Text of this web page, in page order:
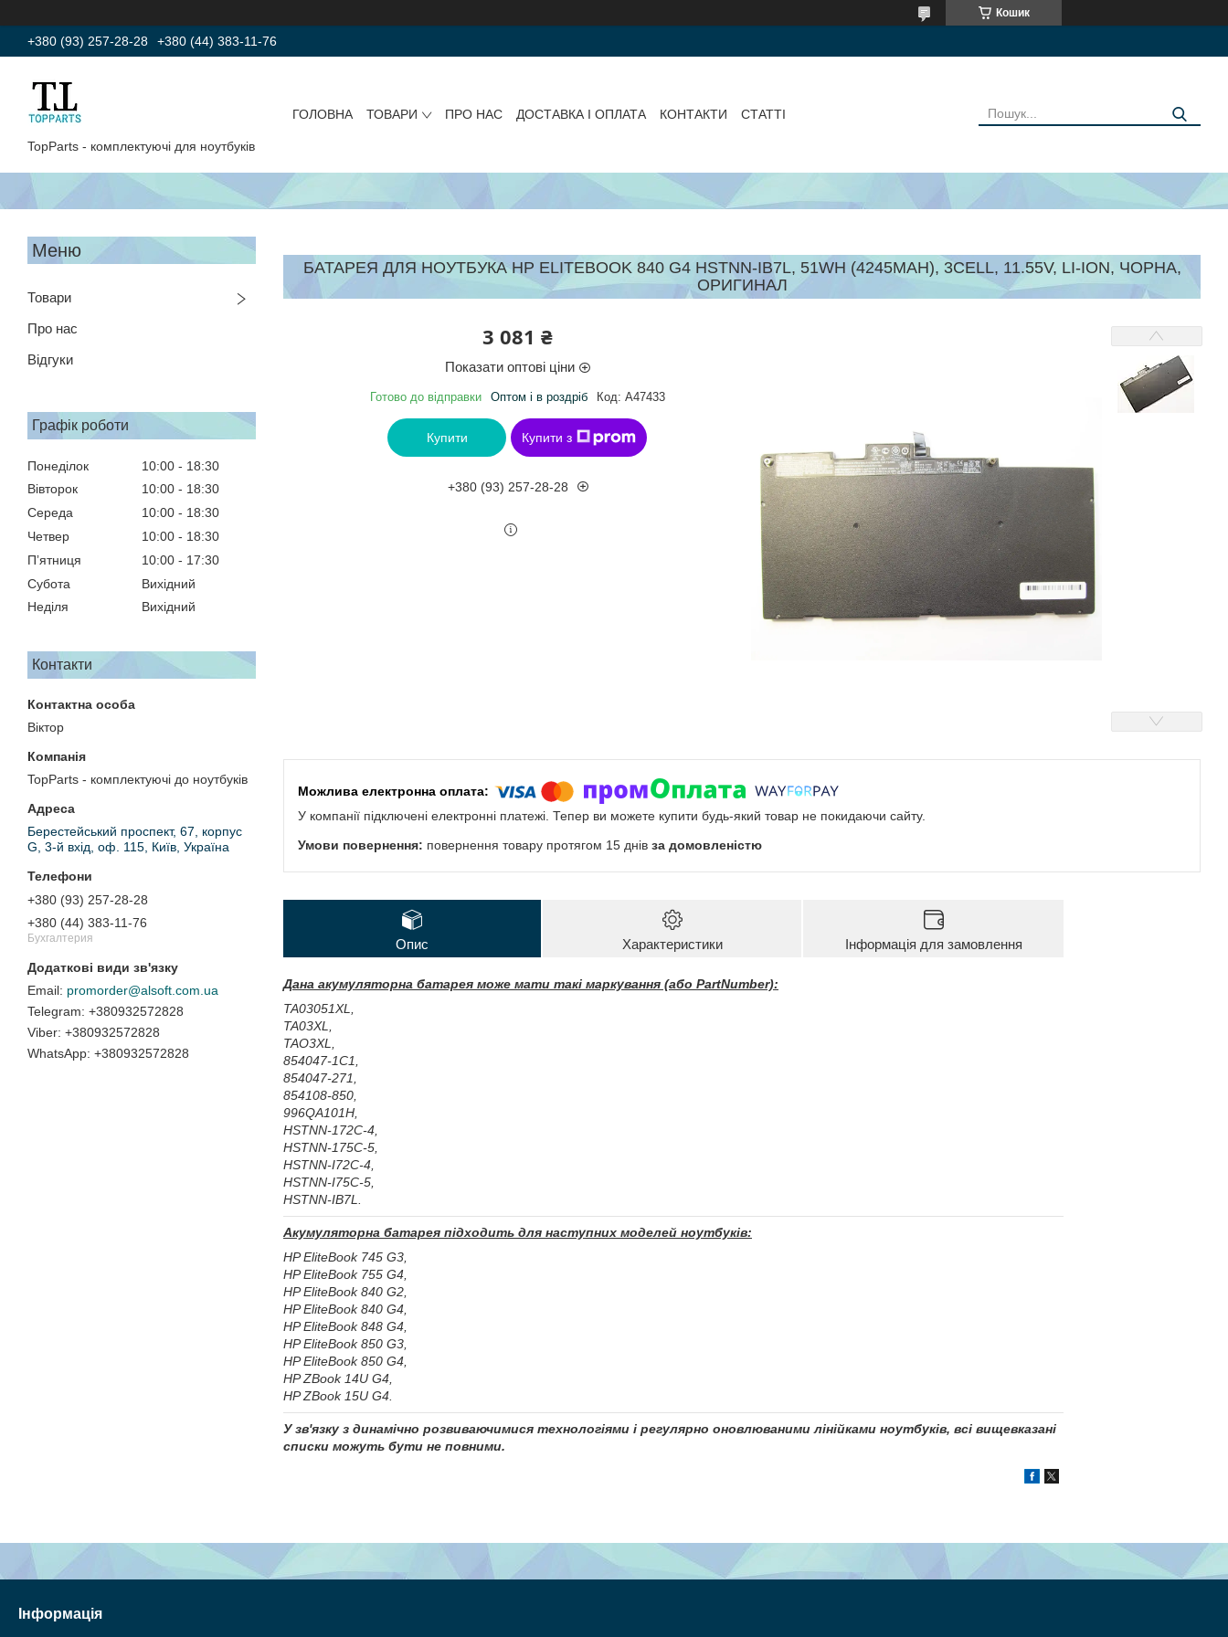
Кошик
+380 (93) 257-28-28 +380 (44) 383-11-76
TopParts - комплектуючі для ноутбуків
ГОЛОВНА ТОВАРИ ПРО НАС ДОСТАВКА І ОПЛАТА КОНТАКТИ СТАТТІ
Товари
Про нас
Відгуки
Графік роботи
Понеділок 10:00
18:30
Вівторок
10:00
18:30
Середа
10:00
18:30
Четвер
10:00
18:30
Пʼятниця
10:00
17:30
Субота
Вихідний
Неділя
Вихідний
Контакти
Віктор
TopParts - комплектуючі до ноутбуків
Берестейський проспект, 67, корпус
G, 3-й вхід, оф. 115, Київ, Україна
+380 (93) 257-28-28
+380 (44) 383-11-76
Бухгалтерия
promorder@alsoft.com.ua
+380932572828
+380932572828
+380932572828
БАТАРЕЯ ДЛЯ НОУТБУКА HP ELITEBOOK 840 G4 HSTNN-IB7L, 51WH (4245MAH), 3CELL, 11.55V, LI-ION, ЧОРНА,
ОРИГИНАЛ
3 081 ₴
Показати оптові ціни
Готово до відправки Оптом і в роздріб Код: A47433
Купити Купити з
+380 (93) 257-28-28
У компанії підключені електронні платежі. Тепер ви можете купити будь-який товар не покидаючи сайту.
повернення товару протягом 15 днів за домовленістю
Опис Характеристики Інформація для замовлення
Дана акумуляторна батарея може мати такі маркування (або PartNumber):
TA03051XL,
TA03XL,
TAO3XL,
854047-1C1,
854047-271,
854108-850,
996QA101H,
HSTNN-172C-4,
HSTNN-175C-5,
HSTNN-I72C-4,
HSTNN-I75C-5,
HSTNN-IB7L.
Акумуляторна батарея підходить для наступних моделей ноутбуків:
HP EliteBook 745 G3,
HP EliteBook 755 G4,
HP EliteBook 840 G2,
HP EliteBook 840 G4,
HP EliteBook 848 G4,
HP EliteBook 850 G3,
HP EliteBook 850 G4,
HP ZBook 14U G4,
HP ZBook 15U G4.
У зв'язку з динамічно розвиваючимися технологіями і регулярно оновлюваними лінійками ноутбуків, всі вищевказані
списки можуть бути не повними.
Інформація